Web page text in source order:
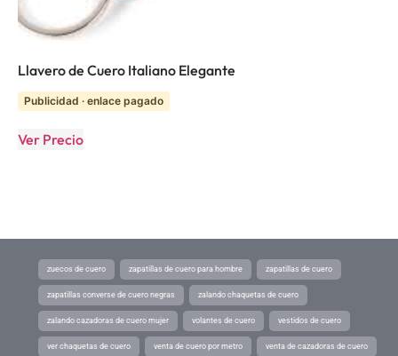
Llavero de Cuero Italiano Elegante
Publicidad · enlace pagado
Ver Precio
zuecos de cuero zapatillas de cuero para hombre zapatillas de cuero
zapatillas converse de cuero negras zalando chaquetas de cuero
zalando cazadoras de cuero mujer volantes de cuero vestidos de cuero
ver chaquetas de cuero venta de cuero por metro venta de cazadoras de cuero